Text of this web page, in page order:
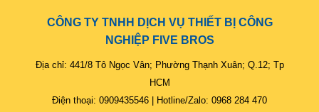
CÔNG TY TNHH DỊCH VỤ THIẾT BỊ CÔNG
NGHIỆP FIVE BROS
Địa chỉ: 441/8 Tô Ngọc Vân; Phường Thạnh Xuân; Q.12; Tp
HCM
Điện thoại: 0909435546 | Hotline/Zalo: 0968 284 470